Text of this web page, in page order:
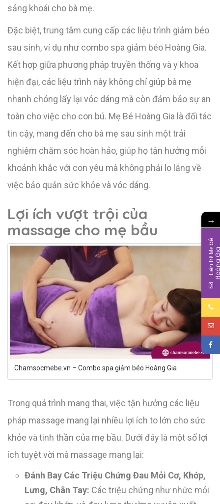
sảng khoái cho bà mẹ.
Đặc biệt, trung tâm cung cấp các liệu trình giảm béo
sau sinh, ví dụ như combo spa giảm béo Hoàng Gia.
Kết hợp giữa phương pháp truyền thống và y khoa
hiện đại, các liệu trình này không chỉ giúp bà mẹ
nhanh chóng lấy lại vóc dáng mà còn đảm bảo sự an
toàn cho việc cho con bú. Mẹ Bé Hoàng Gia là đối tác
tin cậy, mang đến cho bà mẹ sau sinh một trải
nghiệm chăm sóc hoàn hảo, giúp họ tận hưởng mỗi
khoảnh khắc với con yêu mà không phải lo lắng về
việc bảo quản sức khỏe và vóc dáng.
Lợi ích vượt trội của
massage cho mẹ bầu
Chamsocmebe.vn – Combo spa giảm béo Hoàng Gia
Trong quá trình mang thai, việc tận hưởng các liệu
pháp massage mang lại nhiều lợi ích to lớn cho sức
khỏe và tinh thần của mẹ bầu. Dưới đây là một số lợi
ích tuyệt vời mà massage mang lại:
Đánh Bay Các Triệu Chứng Đau Mỏi Cơ, Khớp,
Lưng, Chân Tay: Các triệu chứng như nhức mỏi
→
L
i
ê
n
h
ệ
M
b
é
H
o
à
n
g
G
i